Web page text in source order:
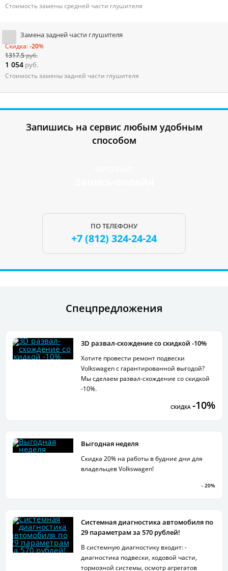
Стоимость замены средней части глушителя
Замена задней части глушителя
Скидка:-20%
1317.5руб.
1 054 руб.
Стоимость замены задней части глушителя
Запишись на сервис любым удобным
способом
ПО ТЕЛЕФОНУ
+7 (812) 324-24-24
Спецпредложения
3D развал-схождение со скидкой -10%
Хотите провести ремонт подвески
Volkswagen с гарантированной выгодой?
Мы сделаем развал-схождение со скидкой
-10%.
СКИДКА -10%
Выгодная неделя
Скидка 20% на работы в будние дни для
владельцев Volkswagen!
- 20%
Системная диагностика автомобиля по
29 параметрам за 570 рублей!
В системную диагностику входит: -
диагностика подвески, ходовой части,
тормозной системы, осмотр агрегатов